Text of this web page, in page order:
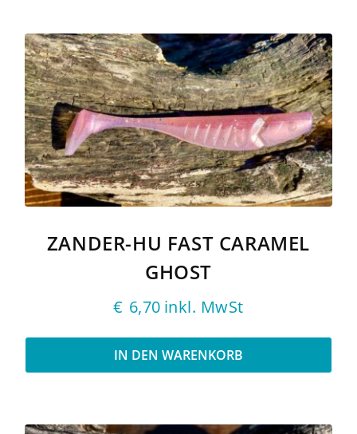
ZANDER-HU FAST CARAMEL
GHOST
€ 6,70 inkl. MwSt
IN DEN WARENKORB